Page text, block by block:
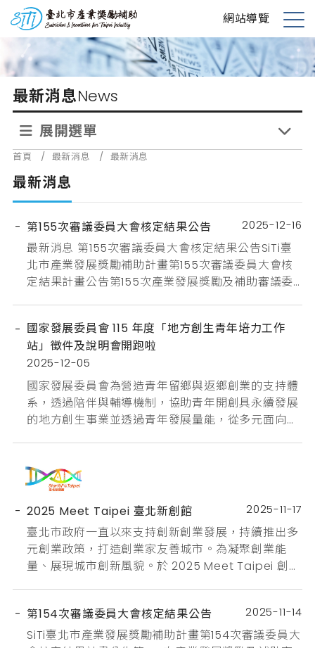
到
要
內
台北市產業獎勵補助 網站導覽
展
開
選
單
最新消息News
展開選單
首頁 / 最新消息 / 最新消息
最新消息
第155次審議委員大會核定結果公告 2025-12-16
最新消息 第155次審議委員大會核定結果公告SiTi臺
北市產業發展獎勵補助計畫第155次審議委員大會核
定結果計畫公告第155次產業發展獎勵及補助審議委
過9件申請案，總獎勵補助核定金額為2,579萬9,700
元整，如下所示：創業計畫補助圭葆有限公司瑞和生
醫股份有限公司研發計畫補助奇偶科...
國家發展委員會 115 年度「地方創生青年培力工作
站」徵件及說明會開跑啦
2025-12-05
國家發展委員會為營造青年留鄉與返鄉創業的支持體
系，透過陪伴與輔導機制，協助青年開創具永續發展
的地方創生事業並透過青年發展量能，從多元面向整
培力工作站」徵件報名系統連結：
https://tier.surveycake.biz/s/DVGnR主辦單位｜
國家發展委員會執行單位｜地方創生專案辦公室(財
2025 Meet Taipei 臺北新創館 2025-11-17
臺北市政府一直以來支持創新創業發展，持續推出多
元創業政策，打造創業家友善城市。為凝聚創業能
量、展現城市創新風貌。於 2025 Meet Taipei 創新
非偶然，而是政策 × 資源 × 產業 × 人才相乘的必然
結果。展館以「智慧生活」、「永續健康」與「AI 驅
第154次審議委員大會核定結果公告 2025-11-14
SiTi臺北市產業發展獎勵補助計畫第154次審議委員大